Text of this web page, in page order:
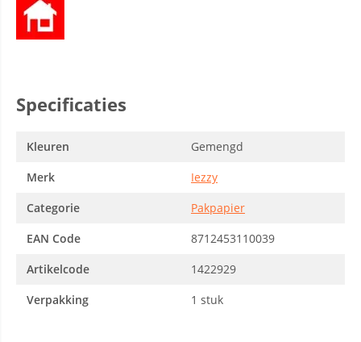
Specificaties
Kleuren
Gemengd
Merk
Iezzy
Categorie
Pakpapier
EAN Code
8712453110039
Artikelcode
1422929
Verpakking
1 stuk